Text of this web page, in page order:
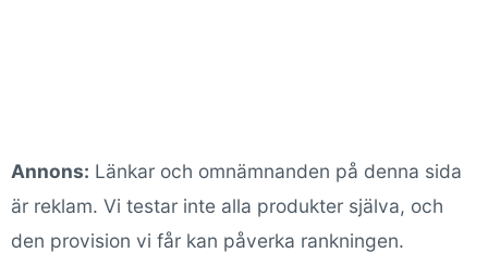
Annons: Länkar och omnämnanden på denna sida
är reklam. Vi testar inte alla produkter själva, och
den provision vi får kan påverka rankningen.